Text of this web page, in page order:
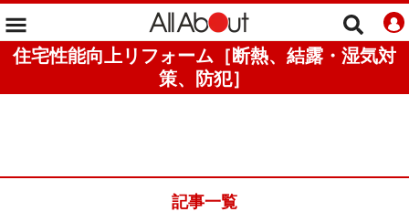
住宅性能向上リフォーム［断熱、結露・湿気対
策、防犯］
記事一覧